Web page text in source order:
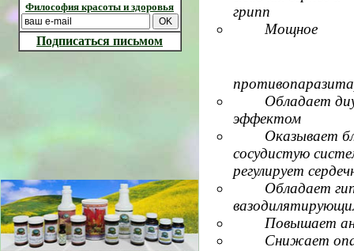
Философия красоты и здоровья
Подписаться письмом
грипп
Мощное
Обладает
эффектом
Оказывает
сосудистую
регулирует
Обладает
Повышает
Снижает